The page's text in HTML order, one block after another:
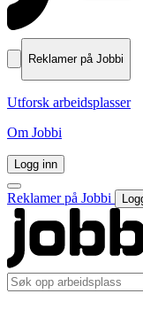
Reklamer på Jobbi
Utforsk arbeidsplasser
Om Jobbi
Logg inn
Reklamer på Jobbi